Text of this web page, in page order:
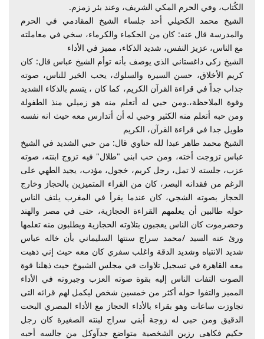
الكُتاب، وفي الحرم المكي الشريف، وعند بئر زمزم.
الشيخ محمد الكحيلي أحد جلساء الشيخ المقادمي في الحرم
والمدرسة قال عنه: كان من الحكماء والكرماء، سخي في معاملته
مع الناس، عزيز النفس، شديد الذكاء، مميز في الأداء
الشيخ زكي داغستاني الذي يوصف بأنه توأم الشيخ عباس قال: كان
كريم الأخلاق، حسن السيرة والسلوك، يحب الخير للناس، صوته
جذاب جداً في قراءة القرآن الكريم، كما كان ، يتسم بالذكاء الشديد
وقوة الملاحظة،.ومن حبي له أتعلم منه هو زميلي منذ الطفولة
ومن حبه أتعلم منه الكثير وحبي له أن أتدارس معه حيث انه نفسه
طويل جدا في قراءة القرآن، الكريم
الشيخ محمد طاهر عبدا لله حناوي قال: من حبي الشديد في الشيخ
عباس تزوجت أخته، ومن حب ابني "طلال" فيه تزوج ابنته، صوته
عزب، جلسته لا تمل، رجل كريم، خجول، مؤدب، يجيد الطهي على
الرغم من فقدانه البصر، كان من القراء المتميزين بالحجاز وخارج
الحجاز بصوته الشجي، كان عندما يقرأ في المغرب يلتف الناس
حوله طالبين أن يعلمهم القراءة الحجازية، حتى في مصر والهند
وحضرموت كان الناس يعجبون بتلاوته الحجازية ويطلبون منه تعلمها
ورئ عنه السيد /محمد سراج سنتها السليماني بأن خاله عباس
شديد الانتباه وشديد الدقة واغلب سفري كان معه حيث إني ذهبت
معه القاهرة في تسجيل تلاوات في مجلس الشيوخ حيث ذهلنا قوة
الصوت التفات الناس إليه بقوة صوته العزب وجبروته في الأداء
المميز والتفوا حوله أكثر من خمسين شخص ليكمل لهم قرائه التى
تجاوزت ساعات وهو بقراء بالأداء الحجاز مع الأداء المصري البحت
الدقيق ومن حبي له زوجة أبني سراج لبنته الصغيرة كان رجل
حكيم فكاهى رزين الشخصية متواضع جدآوكل من جالسه أحبه